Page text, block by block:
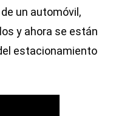
un automóvil,
y ahora se están
estacionamiento